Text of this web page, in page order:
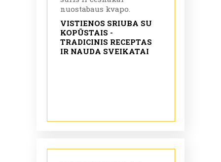
nuostabaus kvapo.
VISTIENOS SRIUBA SU
KOPŪSTAIS -
TRADICINIS RECEPTAS
IR NAUDA SVEIKATAI